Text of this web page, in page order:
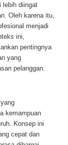
lebih diingat
Oleh karena itu,
menjadi
ini,
pentingnya
yang
pelanggan.
kemampuan
Konsep ini
cepat dan